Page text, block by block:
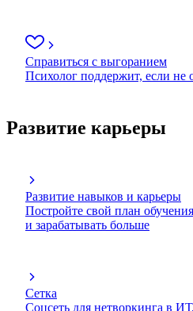
Справиться с выгоранием
Психолог поддержит, если не
Развитие карьеры
Развитие навыков и карьеры
Постройте свой план
и зарабатывать больше
Сетка
Соцсеть для нетворкинга в